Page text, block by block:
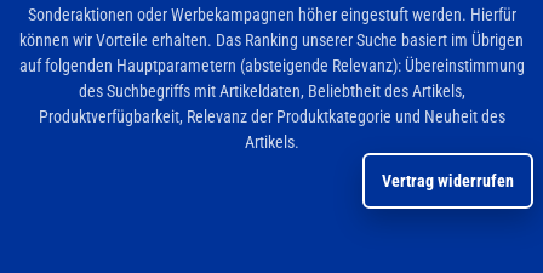
Sonderaktionen oder Werbekampagnen höher eingestuft werden. Hierfür
können wir Vorteile erhalten. Das Ranking unserer Suche basiert im Übrigen
auf folgenden Hauptparametern (absteigende Relevanz): Übereinstimmung
des Suchbegriffs mit Artikeldaten, Beliebtheit des Artikels,
Produktverfügbarkeit, Relevanz der Produktkategorie und Neuheit des
Artikels.
Vertrag widerrufen